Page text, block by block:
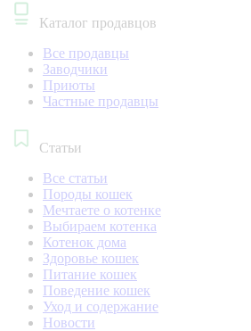
Каталог продавцов
Все продавцы
Заводчики
Приюты
Частные продавцы
Статьи
Все статьи
Породы кошек
Мечтаете о котенке
Выбираем котенка
Котенок дома
Здоровье кошек
Питание кошек
Поведение кошек
Уход и содержание
Новости